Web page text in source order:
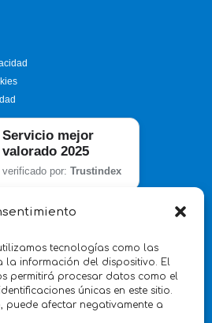
tecnologías como las
información del dispositivo. El
permitirá procesar datos como el
únicas en este sitio.
puede afectar negativamente a
Servicio mejor
valorado 2025
verificado por: Trustindex